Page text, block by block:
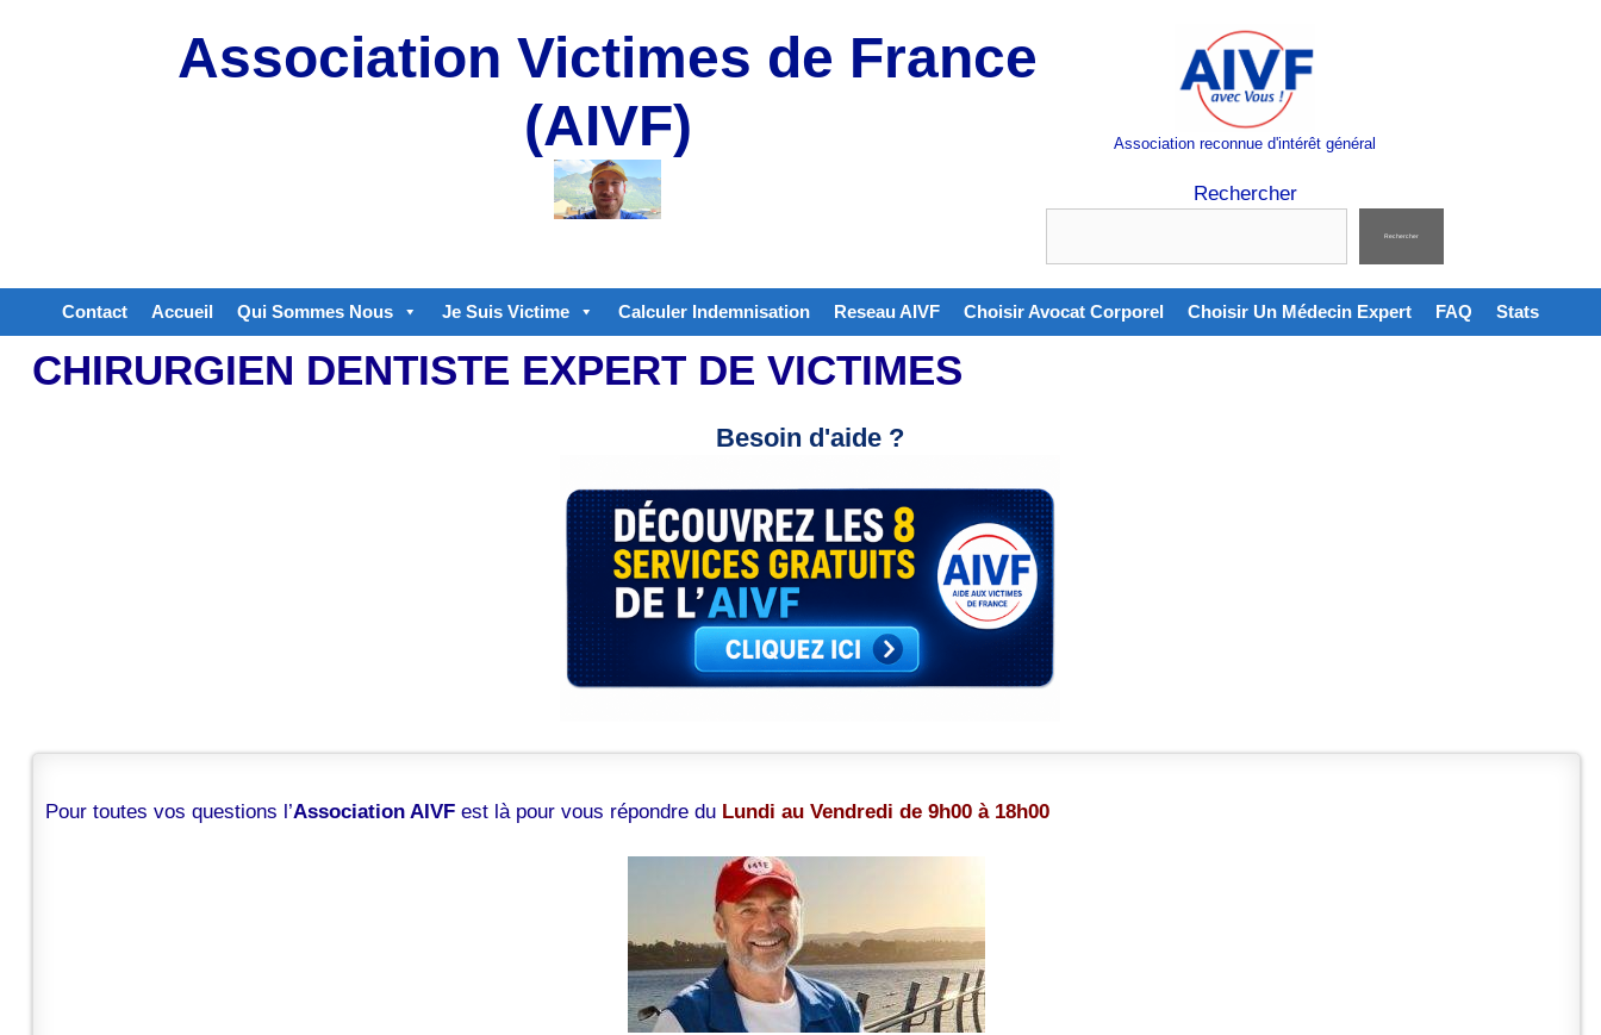
Association reconnue d'intérêt général
Rechercher
Rechercher
Association Victimes de France
(AIVF)
Contact Accueil Qui Sommes Nous Je Suis Victime Calculer Indemnisation Reseau AIVF Choisir Avocat Corporel Choisir Un Médecin Expert FAQ Stats
CHIRURGIEN DENTISTE EXPERT DE VICTIMES
Besoin d'aide ?
Pour toutes vos questions l’Association AIVF est là pour vous répondre du Lundi au Vendredi de 9h00 à 18h00